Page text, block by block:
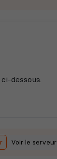
dessous.
Voir le serveur